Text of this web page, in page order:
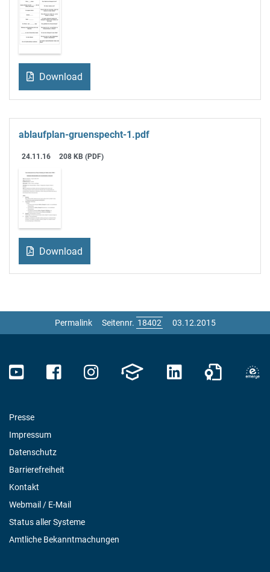
Download
ablaufplan-gruenspecht-1.pdf
24.11.16 208 KB (PDF)
Download
Permalink Seitennr. 03.12.2015
Presse
Impressum
Datenschutz
Barrierefreiheit
Kontakt
Webmail / E-Mail
Status aller Systeme
Amtliche Bekanntmachungen